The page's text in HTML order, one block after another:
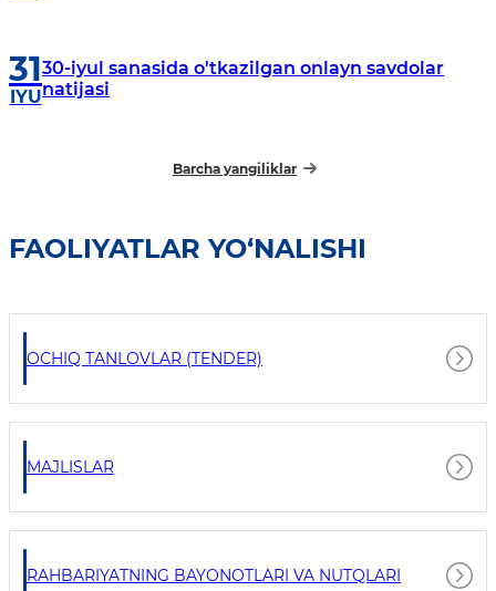
31
IYU
30-iyul sanasida o'tkazilgan onlayn savdolar
natijasi
Barcha yangiliklar
FAOLIYATLAR YO‘NALISHI
OCHIQ TANLOVLAR (TENDER)
MAJLISLAR
RAHBARIYATNING BAYONOTLARI VA NUTQLARI